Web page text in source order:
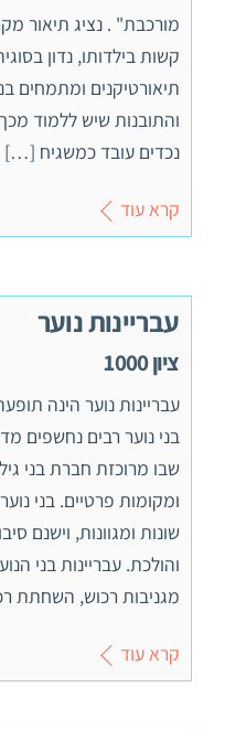
מורכבת" . נציג תיאור
קשות בילדותו, נדון
תיאורטיקנים ומתמחים
נכדים עובד כמשגיח […]
קרא עוד
עבריינות נוער
ציון 1000
עבריינות נוער הינה
בני נוער רבים נחשפים
שבו מרוכזת חברת בני
ומקומות פרטיים. בני
שונות ומגוונות, וישנם
והולכת. עבריינות בני
מגניבות רכוש, השחתת
קרא עוד